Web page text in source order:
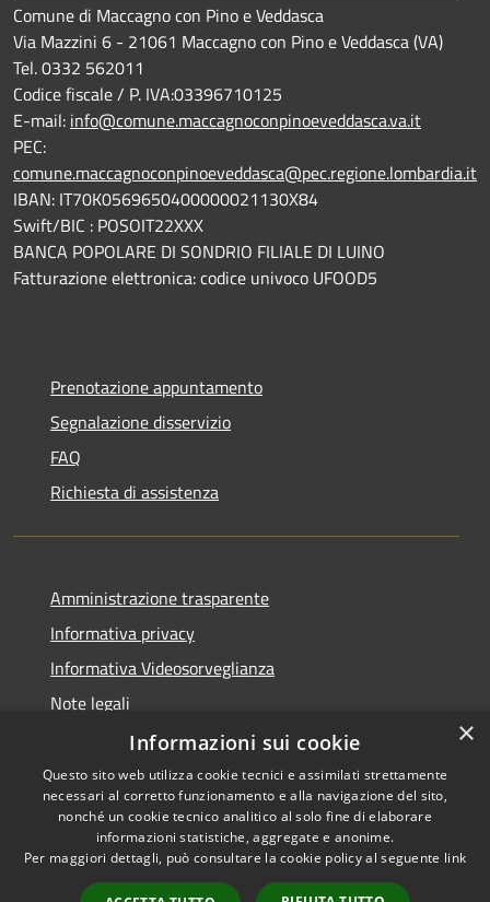
Comune di Maccagno con Pino e Veddasca
Via Mazzini 6 - 21061 Maccagno con Pino e Veddasca (VA)
Tel. 0332 562011
Codice fiscale / P. IVA:03396710125
E-mail: info@comune.maccagnoconpinoeveddasca.va.it
PEC:
comune.maccagnoconpinoeveddasca@pec.regione.lombardia.it
IBAN: IT70K0569650400000021130X84
Swift/BIC : POSOIT22XXX
BANCA POPOLARE DI SONDRIO FILIALE DI LUINO
Fatturazione elettronica: codice univoco UFOOD5
Prenotazione appuntamento
Segnalazione disservizio
FAQ
Richiesta di assistenza
Amministrazione trasparente
Informativa privacy
Informativa Videosorveglianza
Note legali
Dichiarazione di accessibilità
RSS
Accessibilità
Copyright © 2026 • Comune di
×
Informazioni sui cookie
Questo sito web utilizza cookie tecnici e assimilati strettamente
necessari al corretto funzionamento e alla navigazione del sito,
nonché un cookie tecnico analitico al solo fine di elaborare
informazioni statistiche, aggregate e anonime.
Per maggiori dettagli, può consultare la cookie policy al seguente link